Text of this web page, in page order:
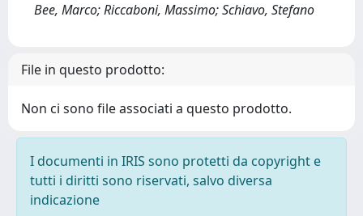
Bee, Marco; Riccaboni, Massimo; Schiavo, Stefano
File in questo prodotto:
Non ci sono file associati a questo prodotto.
I documenti in IRIS sono protetti da copyright e
tutti i diritti sono riservati, salvo diversa
indicazione